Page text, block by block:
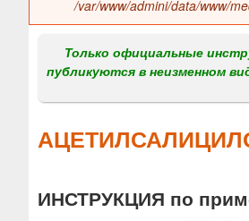
н
м
н
об
ошибке
/var/www/admini/data/www/
Только официальные
публикуются в неизменном
ИНСТРУКЦИЯ по